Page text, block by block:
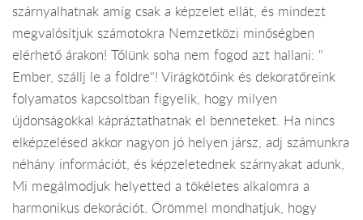
szárnyalhatnak amíg csak a képzelet ellát, és mindezt
megvalósítjuk számotokra Nemzetközi minőségben
elérhető árakon! Tőlünk soha nem fogod azt hallani: "
Ember, szállj le a földre"! Virágkötőink és dekoratőreink
folyamatos kapcsoltban figyelik, hogy milyen
újdonságokkal kápráztathatnak el benneteket. Ha nincs
elképzelésed akkor nagyon jó helyen jársz, adj számunkra
néhány információt, és képzeletednek szárnyakat adunk,
Mi megálmodjuk helyetted a tökéletes alkalomra a
harmonikus dekorációt. Örömmel mondhatjuk, hogy